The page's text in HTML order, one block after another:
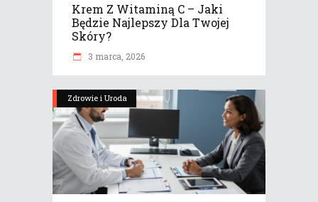
Krem Z Witaminą C – Jaki
Będzie Najlepszy Dla Twojej
Skóry?
3 marca, 2026
Zdrowie i Uroda